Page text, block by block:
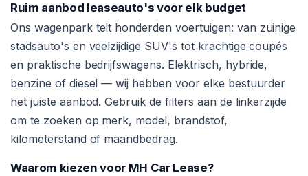
Ruim aanbod leaseauto's voor elk budget
Ons wagenpark telt honderden voertuigen: van zuinige
stadsauto's en veelzijdige SUV's tot krachtige coupés
en praktische bedrijfswagens. Elektrisch, hybride,
benzine of diesel — wij hebben voor elke bestuurder
het juiste aanbod. Gebruik de filters aan de linkerzijde
om te zoeken op merk, model, brandstof,
kilometerstand of maandbedrag.
Waarom kiezen voor MH Car Lease?